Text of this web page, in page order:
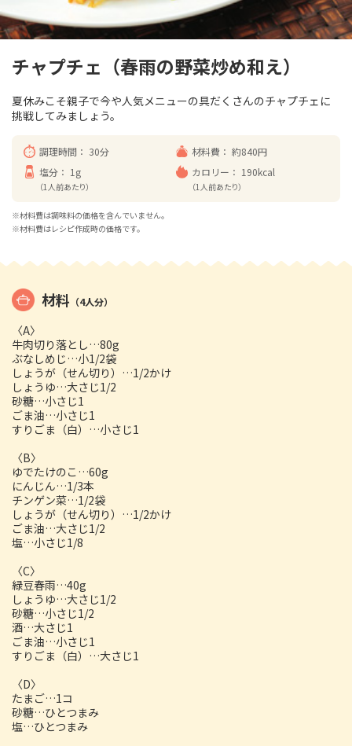
チャプチェ（春雨の野菜炒め和え）
夏休みこそ親子で今や人気メニューの具だくさんのチャプチェに
挑戦してみましょう。
調理時間： 30分 材料費： 約840円
塩分： 1g
（1人前あたり）
カロリー： 190kcal
（1人前あたり）
※材料費は調味料の価格を含んでいません。
※材料費はレシピ作成時の価格です。
材料 （4人分）
〈A〉
牛肉切り落とし…80g
ぶなしめじ…小1/2袋
しょうが（せん切り）…1/2かけ
しょうゆ…大さじ1/2
砂糖…小さじ1
ごま油…小さじ1
すりごま（白）…小さじ1
〈B〉
ゆでたけのこ…60g
にんじん…1/3本
チンゲン菜…1/2袋
しょうが（せん切り）…1/2かけ
ごま油…大さじ1/2
塩…小さじ1/8
〈C〉
緑豆春雨…40g
しょうゆ…大さじ1/2
砂糖…小さじ1/2
酒…大さじ1
ごま油…小さじ1
すりごま（白）…大さじ1
〈D〉
たまご…1コ
砂糖…ひとつまみ
塩…ひとつまみ